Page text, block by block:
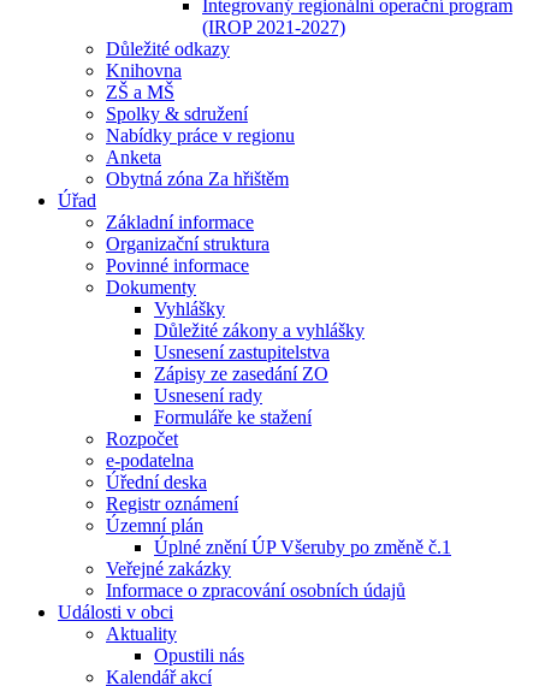
Integrovaný regionální operační program
(IROP 2021-2027)
Důležité odkazy
Knihovna
ZŠ a MŠ
Spolky & sdružení
Nabídky práce v regionu
Anketa
Obytná zóna Za hřištěm
Úřad
Základní informace
Organizační struktura
Povinné informace
Dokumenty
Vyhlášky
Důležité zákony a vyhlášky
Usnesení zastupitelstva
Zápisy ze zasedání ZO
Usnesení rady
Formuláře ke stažení
Rozpočet
e-podatelna
Úřední deska
Registr oznámení
Územní plán
Úplné znění ÚP Všeruby po změně č.1
Veřejné zakázky
Informace o zpracování osobních údajů
Události v obci
Aktuality
Opustili nás
Kalendář akcí